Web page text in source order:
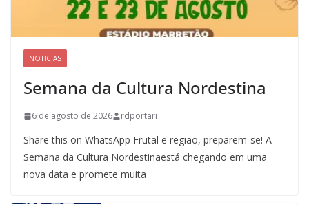
NOTICIAS
Semana da Cultura Nordestina
6 de agosto de 2026 rdportari
Share this on WhatsApp Frutal e região, preparem-se! A
Semana da Cultura Nordestinaestá chegando em uma
nova data e promete muita